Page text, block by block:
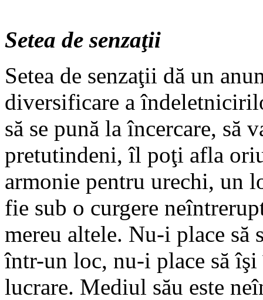
Setea de senzaţii
Setea de senzaţii dă un
diversificare a
să se pună la încercare, să
pretutindeni, îl poţi afla
armonie pentru urechi, un
fie sub o curgere
mereu altele. Nu-i place să
într-un loc, nu-i place să
lucrare. Mediul său este